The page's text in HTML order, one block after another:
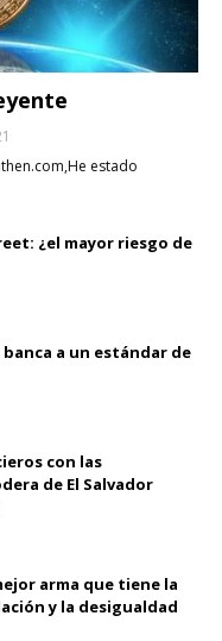
estado
¿el mayor riesgo de
a un estándar de
con las
de El Salvador
arma que tiene la
y la desigualdad